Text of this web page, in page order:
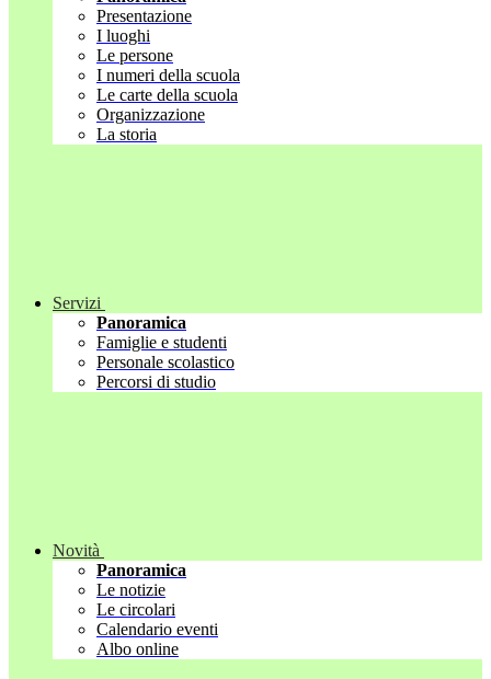
Presentazione
I luoghi
Le persone
I numeri della scuola
Le carte della scuola
Organizzazione
La storia
Servizi
Panoramica
Famiglie e studenti
Personale scolastico
Percorsi di studio
Novità
Panoramica
Le notizie
Le circolari
Calendario eventi
Albo online